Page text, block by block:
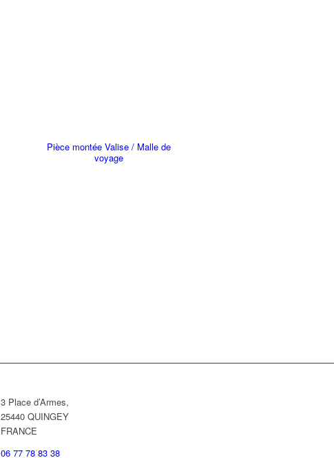
Pièce montée Valise / Malle de
voyage
3 Place d’Armes,
25440 QUINGEY
FRANCE
06 77 78 83 38